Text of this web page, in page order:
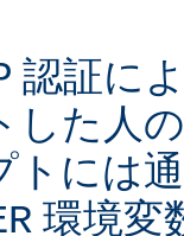
認証に
した人
トには
環境変